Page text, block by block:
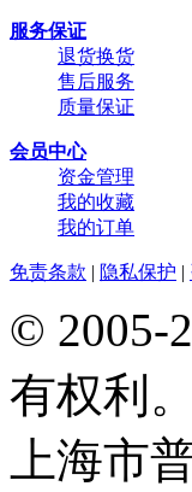
服务保证
退货换货
售后服务
质量保证
会员中心
资金管理
我的收藏
我的订单
免责条款 | 隐私保护 |
© 2005-
有权利。
上海市